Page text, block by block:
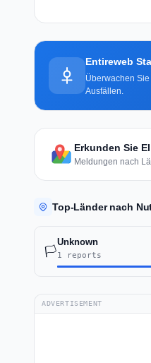
Entireweb
Überwachen
Ausfällen.
Erkunden Sie
Meldungen nach
Top-Länder nach
🏳️
Unknown
1 reports
ADVERTISEMENT